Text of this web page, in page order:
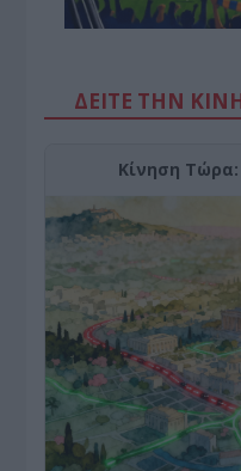
ΔΕΙΤΕ ΤΗΝ
Κίνηση